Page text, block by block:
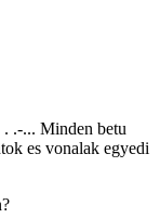
.-... Minden betu
es vonalak egyedi